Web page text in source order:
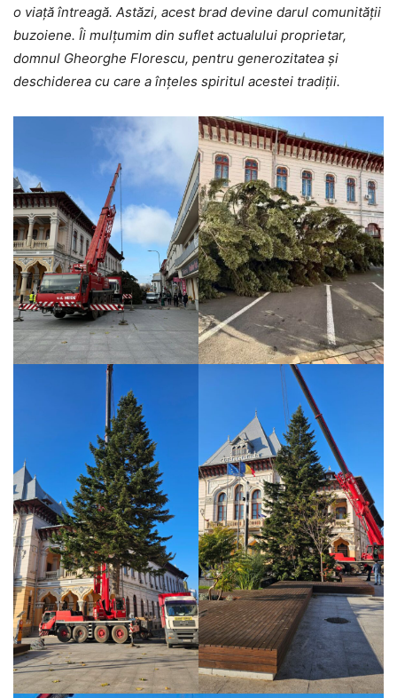
o viață întreagă. Astăzi, acest brad devine darul comunității
buzoiene. Îi mulțumim din suflet actualului proprietar,
domnul Gheorghe Florescu, pentru generozitatea și
deschiderea cu care a înțeles spiritul acestei tradiții.